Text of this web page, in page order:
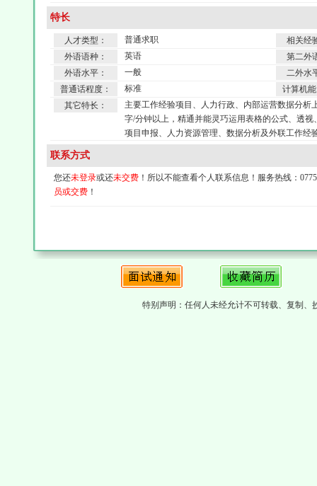
特长
人才类型： 普通求职
相关经
外语语种：
英语
第二外
外语水平：
一般
二外水
普通话程度：
标准
计算机
其它特长：
主要工作经验项目、人力行政、内部运营数据分析
字/分钟以上，精通并能灵巧运用表格的公式、透
项目申报、人力资源管理、数据分析及外联工作经
联系方式
您还未登录或还未交费 ！所以不能查看个人联系信息！服务热线：
员或交费 ！
特别声明：任何人未经允计不可转载、复制